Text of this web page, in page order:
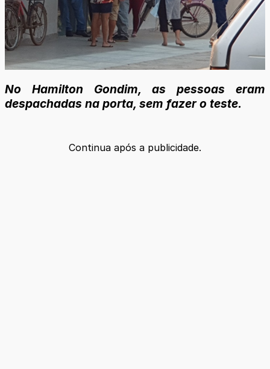
No Hamilton Gondim, as pessoas eram
despachadas na porta, sem fazer o teste.
Continua após a publicidade.